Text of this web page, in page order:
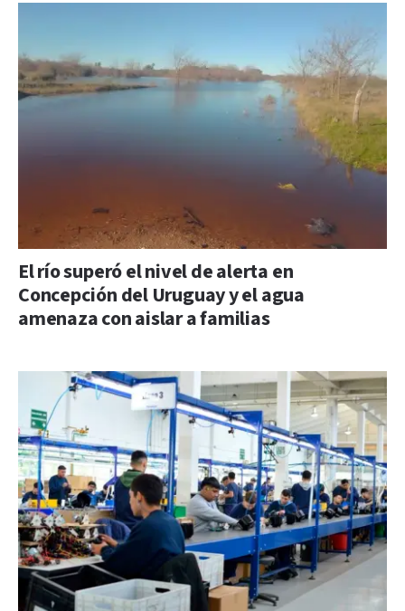
El río superó el nivel de alerta en
Concepción del Uruguay y el agua
amenaza con aislar a familias